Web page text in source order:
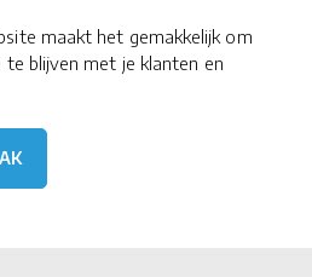
maakt het gemakkelijk om
blijven met je klanten en